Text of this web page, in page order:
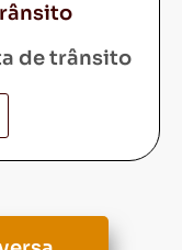
de trânsito